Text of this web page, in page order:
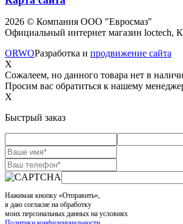
2026 © Компания ООО "Евросмаз"
Официальный интернет магазин loctech,
ORWOРазработка и продвижение сайта
X
Сожалеем, но данного товара нет в
Просим вас обратиться к нашему
X
Быстрый заказ
Нажимая кнопку «Отправить»,
я даю согласие на обработку
моих персональных данных на условиях